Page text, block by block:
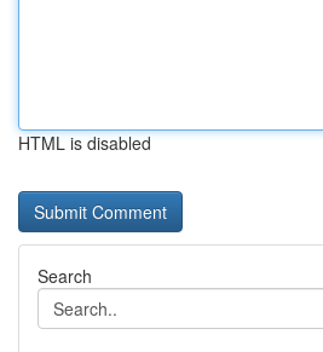
HTML is disabled
Search